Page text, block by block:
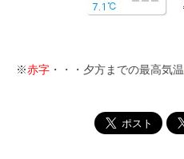
※赤字 ・・・夕方までの最高気温